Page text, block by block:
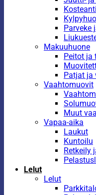
Parveke
Makuuhuone
Peitot ja
Patjat ja
Vaahtomuovit
Muut
Vapaa-aika
Laukut
Kuntoilu
Retkeily
Lelut
Lelut